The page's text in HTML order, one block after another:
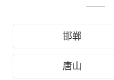
邯郸
唐山